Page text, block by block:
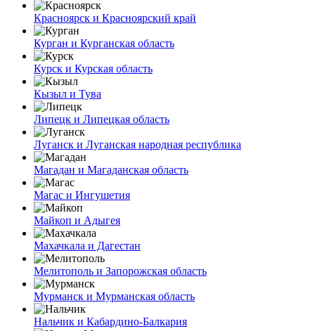
Красноярск и Красноярский край
Курган и Курганская область
Курск и Курская область
Кызыл и Тува
Липецк и Липецкая область
Луганск и Луганская народная республика
Магадан и Магаданская область
Магас и Ингушетия
Майкоп и Адыгея
Махачкала и Дагестан
Мелитополь и Запорожская область
Мурманск и Мурманская область
Нальчик и Кабардино-Балкария